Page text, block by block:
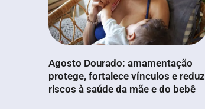
Agosto Dourado: amamentação
protege, fortalece vínculos e reduz
riscos à saúde da mãe e do bebê